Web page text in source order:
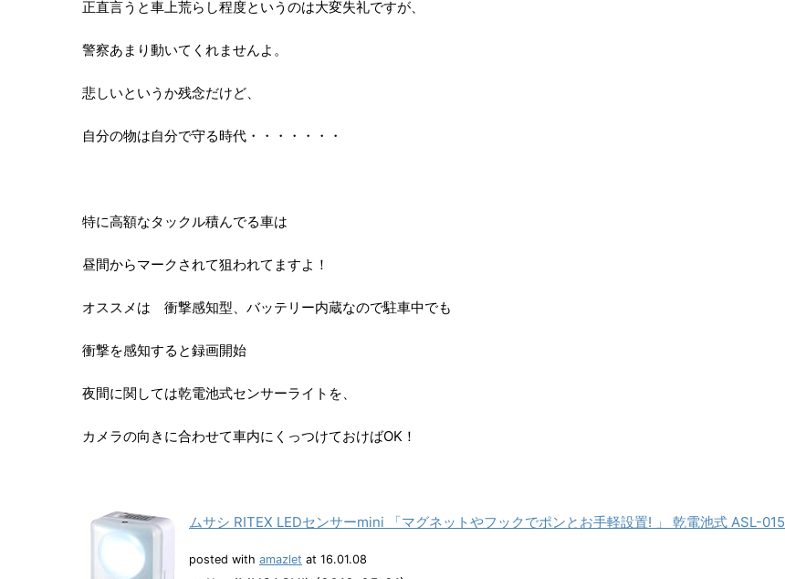
正直言うと車上荒らし程度というのは大変失礼ですが、
警察あまり動いてくれませんよ。
悲しいというか残念だけど、
自分の物は自分で守る時代・・・・・・・
特に高額なタックル積んでる車は
昼間からマークされて狙われてますよ！
オススメは 衝撃感知型、バッテリー内蔵なので駐車中でも
衝撃を感知すると録画開始
夜間に関しては乾電池式センサーライトを、
カメラの向きに合わせて車内にくっつけておけばOK！
ムサシ RITEX LEDセンサーmini 「マグネットやフックでポンとお手軽設置! 」 乾電池式 ASL-015
posted with amazlet at 16.01.08